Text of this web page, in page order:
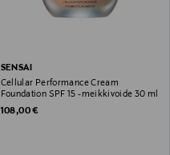
SENSAI
Cellular Performance Cream
Foundation SPF 15 -meikkivoide 30 ml
Original Price
108,00 €